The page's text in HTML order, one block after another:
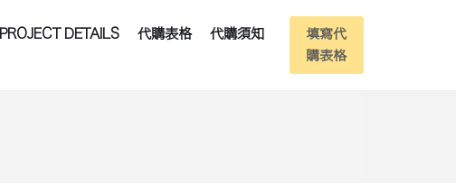
PROJECT DETAILS 代購表格
代購須知
填寫代
購表格